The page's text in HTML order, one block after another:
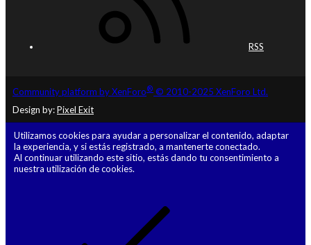
RSS
Community platform by XenForo® © 2010-2025 XenForo Ltd.
Design by:Pixel Exit
Utilizamos cookies para ayudar a personalizar el contenido, adaptar
la experiencia, y si estás registrado, a mantenerte conectado.
Al continuar utilizando este sitio, estás dando tu consentimiento a
nuestra utilización de cookies.